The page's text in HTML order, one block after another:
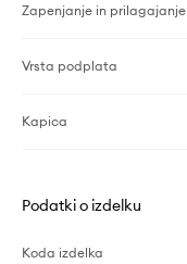
Zapenjanje in prilagajanje
Vrsta podplata
Kapica
Podatki o izdelku
Koda izdelka